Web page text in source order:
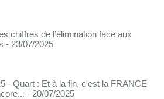
chiffres de l’élimination face aux
- 23/07/2025
- Quart : Et à la fin, c'est la FRANCE
- 20/07/2025